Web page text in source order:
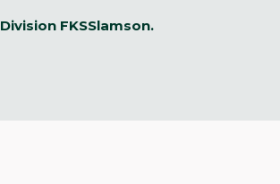
FKSSlamson.